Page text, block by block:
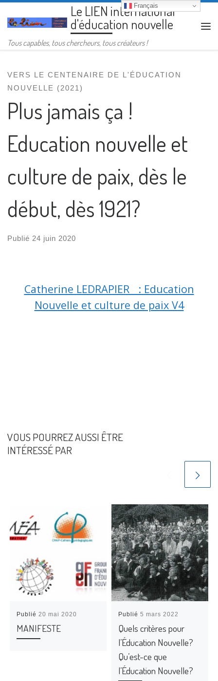
Passer au contenuLe LIEN international
d'éducation nouvelle
Tous capables, tous chercheurs, tous créateurs !
VERS LE CENTENAIRE DE L'ÉDUCATION
NOUVELLE (2021)
Plus jamais ça !
Education nouvelle et
culture de paix, dès le
début, dès 1921?
Publié 24 juin 2020
Catherine LEDRAPIER : Education
Nouvelle et culture de paix V4
VOUS POURREZ AUSSI ÊTRE
INTÉRESSÉ PAR
Publié 20 mai 2020
MANIFESTE
Publié5 mars 2022
Quels critères pour
l’Éducation Nouvelle?
Qu’est-ce que
l’Éducation Nouvelle?
Français